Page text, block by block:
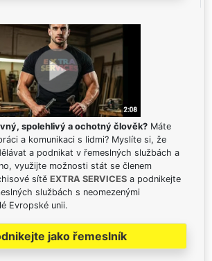
spolehlivý a ochotný člověk? Máte
a komunikaci s lidmi? Myslíte si, že
a podnikat v řemeslných službách a
využijte možnosti stát se členem
sítě EXTRA SERVICES a podnikejte
službách s neomezenými
Evropské unii.
jako řemeslník